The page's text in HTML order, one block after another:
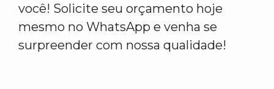
você! Solicite seu orçamento hoje
mesmo no WhatsApp e venha se
surpreender com nossa qualidade!